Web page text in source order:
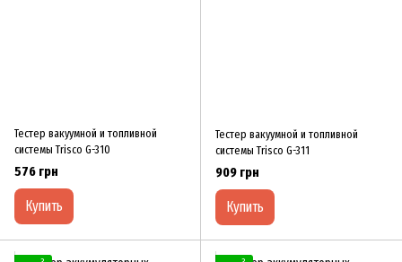
Тестер вакуумной и топливной
системы Trisco G-310
576 грн
Купить
Тестер вакуумной и топливной
системы Trisco G-311
909 грн
Купить